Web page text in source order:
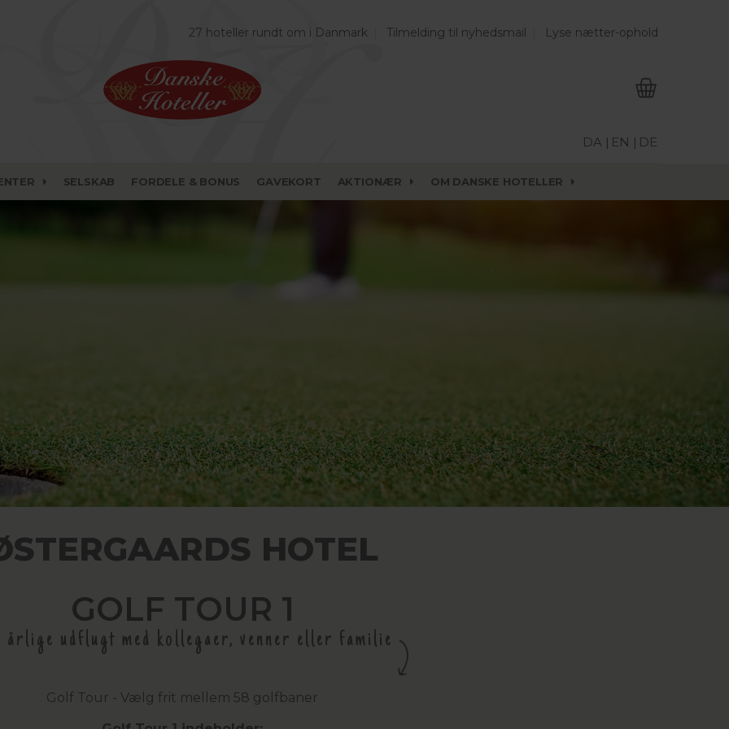
27 hoteller rundt om i Danmark Tilmelding til nyhedsmail Lyse nætter-ophold
DA | EN | DE
SELSKAB FORDELE & BONUS GAVEKORT AKTIONÆR OM DANSKE HOTELLER
HOTEL
GOLF TOUR 1
årlige udflugt med kollegaer, venner eller familie
Golf Tour - Vælg frit mellem 58 golfbaner